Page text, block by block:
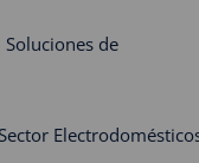
de